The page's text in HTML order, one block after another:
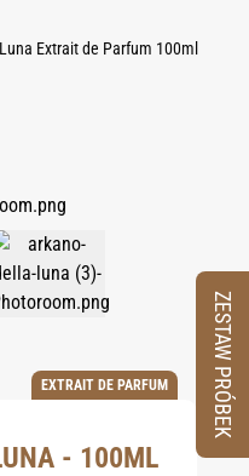
Extrait de Parfum 100ml
EXTRAIT DE PARFUM
- 100ML
ZESTAW PRÓBEK